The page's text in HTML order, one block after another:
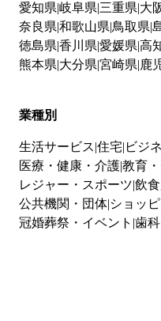
愛知県 岐阜県 三重県 大
奈良県 和歌山県 鳥取県
徳島県 香川県 愛媛県 高
熊本県 大分県 宮崎県 鹿
業種別
生活サービス 住宅 ビジ
医療・健康・介護教育
レジャー・スポーツ 飲
公共機関・団体 ショッ
冠婚葬祭・イベント 歯科